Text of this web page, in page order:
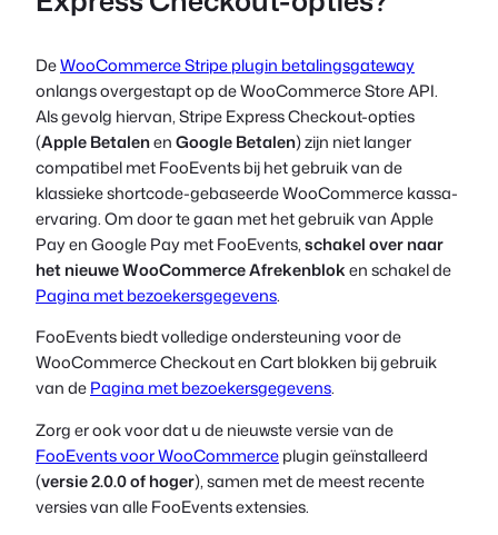
Czech
Greek
DeWooCommerce Stripe plugin betalingsgateway
onlangs overgestapt op de WooCommerce Store API.
Als gevolg hiervan, Stripe Express Checkout-opties
(Apple BetalenenGoogle Betalen) zijn niet langer
compatibel met FooEvents bij het gebruik van de
klassieke shortcode-gebaseerde WooCommerce kassa-
ervaring. Om door te gaan met het gebruik van Apple
Pay en Google Pay met FooEvents,schakel over naar
het nieuwe WooCommerce Afrekenbloken schakel de
Pagina met bezoekersgegevens.
FooEvents biedt volledige ondersteuning voor de
WooCommerce Checkout en Cart blokken bij gebruik
van dePagina met bezoekersgegevens.
Zorg er ook voor dat u de nieuwste versie van de
FooEvents voor WooCommerceplugin geïnstalleerd
(versie 2.0.0 of hoger), samen met de meest recente
versies van alle FooEvents extensies.